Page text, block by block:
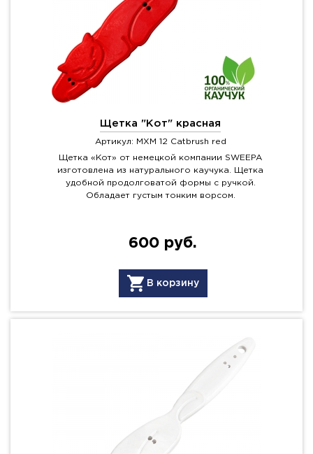
Щетка "Кот" красная
Артикул: MXM 12 Catbrush red
Щетка «Кот» от немецкой компании SWEEPA
изготовлена из натурального каучука. Щетка
удобной продолговатой формы с ручкой.
Обладает густым тонким ворсом.
600 руб.
В корзину